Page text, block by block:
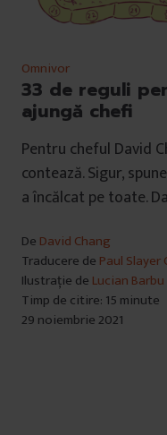
Omnivor
33 de reguli
ajungă chefi
Pentru cheful David
contează. Sigur,
a încălcat pe toate.
De David Chang
Traducere de Paul
Ilustrație de Lucian Barbu
Timp de citire: 15 minute
29 noiembrie 2021